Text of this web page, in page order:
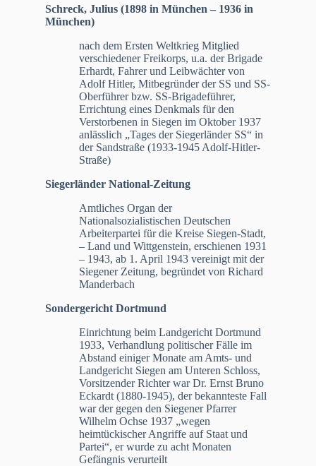
Schreck, Julius (1898 in München – 1936 in
München)
nach dem Ersten Weltkrieg Mitglied
verschiedener Freikorps, u.a. der Brigade
Erhardt, Fahrer und Leibwächter von
Adolf Hitler, Mitbegründer der SS und SS-
Oberführer bzw. SS-Brigadeführer,
Errichtung eines Denkmals für den
Verstorbenen in Siegen im Oktober 1937
anlässlich „Tages der Siegerländer SS“ in
der Sandstraße (1933-1945 Adolf-Hitler-
Straße)
Siegerländer National-Zeitung
Amtliches Organ der
Nationalsozialistischen Deutschen
Arbeiterpartei für die Kreise Siegen-Stadt,
– Land und Wittgenstein, erschienen 1931
– 1943, ab 1. April 1943 vereinigt mit der
Siegener Zeitung, begründet von Richard
Manderbach
Sondergericht Dortmund
Einrichtung beim Landgericht Dortmund
1933, Verhandlung politischer Fälle im
Abstand einiger Monate am Amts- und
Landgericht Siegen am Unteren Schloss,
Vorsitzender Richter war Dr. Ernst Bruno
Eckardt (1880-1945), der bekannteste Fall
war der gegen den Siegener Pfarrer
Wilhelm Ochse 1937 „wegen
heimtückischer Angriffe auf Staat und
Partei“, er wurde zu acht Monaten
Gefängnis verurteilt